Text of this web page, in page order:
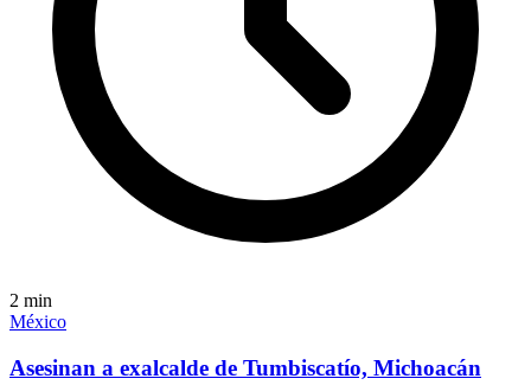
2 min
México
Asesinan a exalcalde de Tumbiscatío, Michoacán